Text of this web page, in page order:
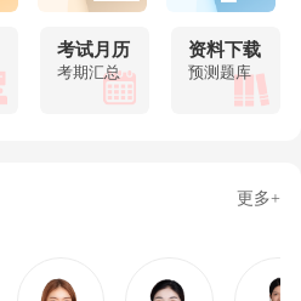
考试月历
考期汇总
资料下载
预测题库
更多+